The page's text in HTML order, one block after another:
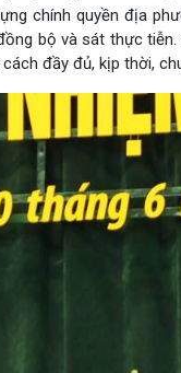
chính quyền địa
bộ và sát thực
đầy đủ, kịp thời,